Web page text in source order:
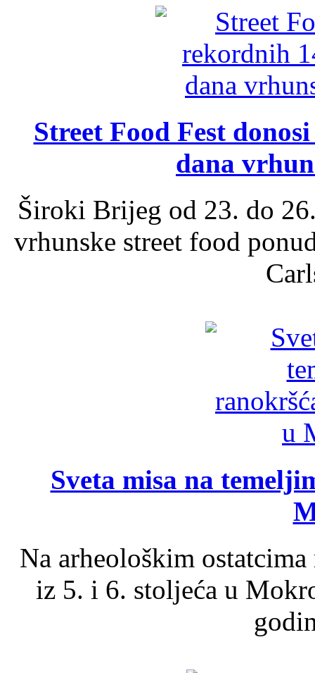
Street Food Fest
dana
Široki Brijeg od 23. do
vrhunske street food
Sveta misa na
Na arheološkim
iz 5. i 6. stoljeća u